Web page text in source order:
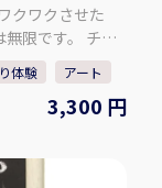
限です。 チョ
がりを大切に
だければと思
インをお選びい
体験 アート
3,300 円